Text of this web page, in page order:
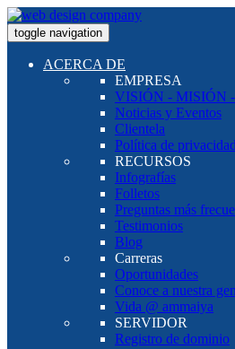
toggle navigation
ACERCA DE
EMPRESA
VISIÓN - MISIÓN
Noticias y Eventos
Clientela
Política de privacidad
RECURSOS
Infografías
Folletos
Preguntas más
Testimonios
Blog
Carreras
Oportunidades
Conoce a nuestra
Vida @ ammaiya
SERVIDOR
Registro de dominio